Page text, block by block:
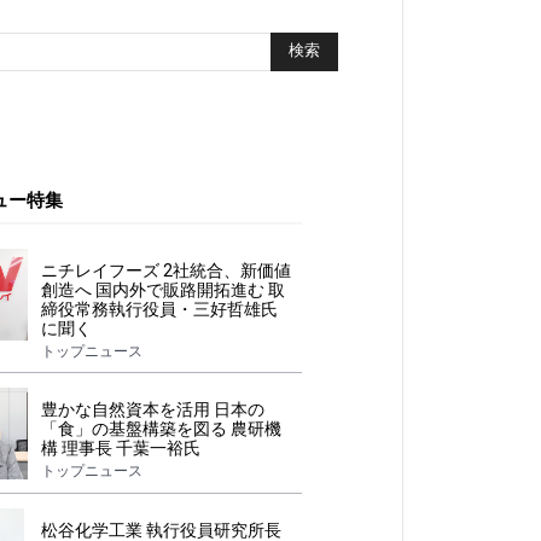
ー特集
ニチレイフーズ 2社統合、新価値
創造へ 国内外で販路開拓進む 取
締役常務執行役員・三好哲雄氏
に聞く
トップニュース
豊かな自然資本を活用 日本の
「食」の基盤構築を図る 農研機
構 理事長 千葉一裕氏
トップニュース
松谷化学工業 執行役員研究所長